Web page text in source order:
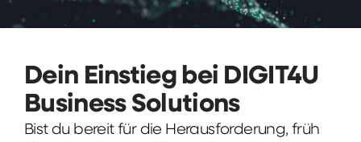
Dein Einstieg bei DIGIT4U
Business Solutions
Bist du bereit für die Herausforderung, früh